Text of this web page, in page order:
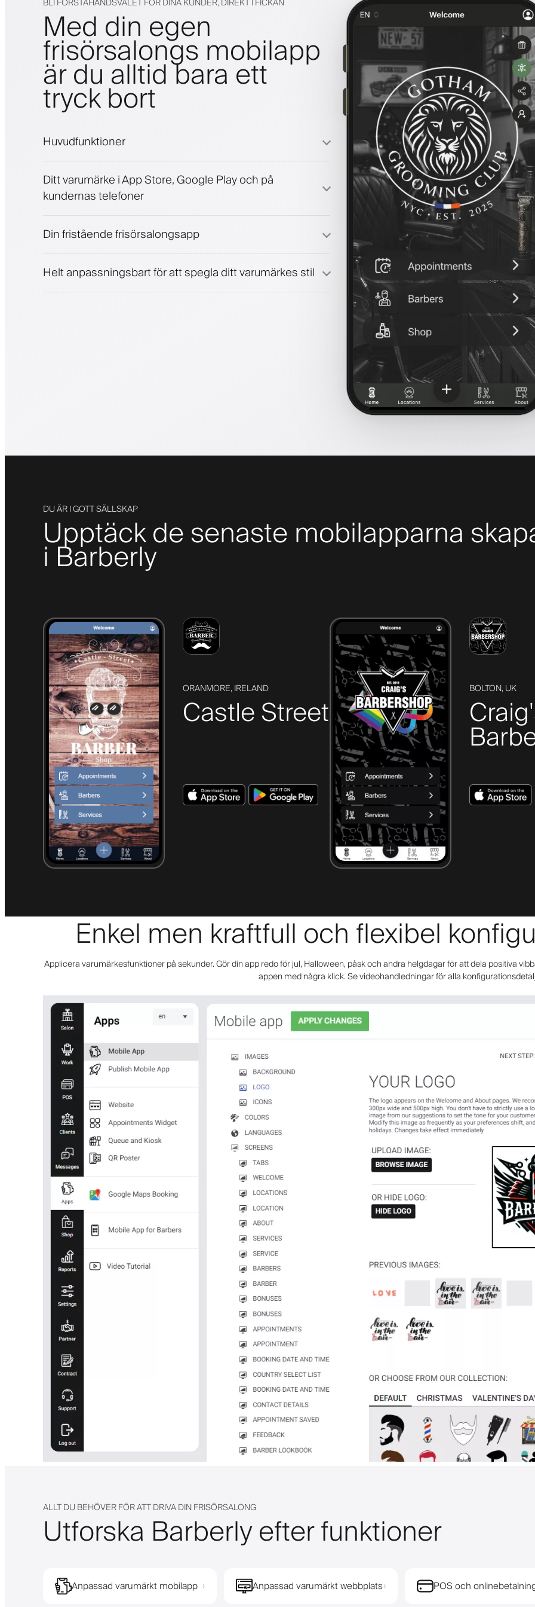
Med din egen
frisörsalongs mobilapp
är du alltid bara ett
tryck bort
Huvudfunktioner
Betalningar, depositionsavgift
Sälj skönhetsprodukter
Ditt varumärke i App Store, Google Play och på
kundernas telefoner
Din fristående frisörsalongsapp
Helt anpassningsbart för att spegla ditt varumärkes stil
DU ÄR I GOTT SÄLLSKAP
Upptäck de senaste mobilapparna
i Barberly
ORANMORE, IRELAND
Castle Street
BOLTON, UK
Enkel men kraftfull och flexibel
Applicera varumärkesfunktioner på sekunder. Gör din app redo för jul, Halloween, påsk och andra helgdagar för att dela positiva
appen med några klick. Se videohandledningar för alla
ALLT DU BEHÖVER FÖR ATT DRIVA DIN FRISÖRSALONG
Utforska Barberly efter funktioner
Anpassad varumärkt mobilapp › Anpassad varumärkt webbplats› POS och